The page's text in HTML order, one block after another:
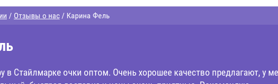
/ Отзывы о нас / Карина Фель
в Стайлмарке очки оптом. Очень хорошее качество предлагают, у